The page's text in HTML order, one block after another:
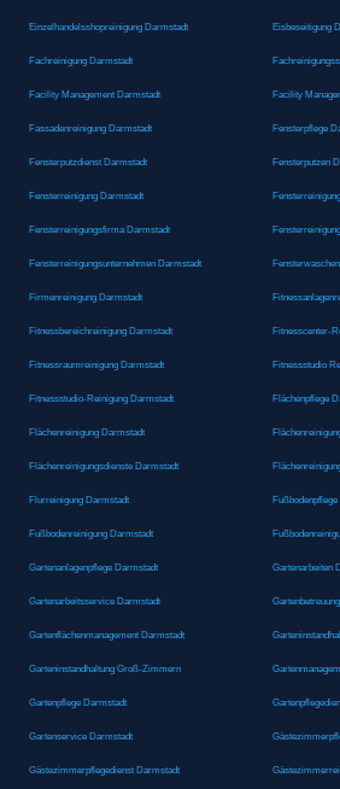
Einzelhandelsshopreinigung Darmstadt Eisbeseitigung
Fachreinigung Darmstadt
Facility Management Darmstadt Facility
Fassadenreinigung Darmstadt Fensterpflege
Fensterputzdienst Darmstadt Fensterputzen
Fensterreinigung Darmstadt
Fensterreinigungsfirma Darmstadt
Fensterreinigungsunternehmen Darmstadt
Firmenreinigung Darmstadt
Fitnessbereichreinigung Darmstadt Fitnesscenter-
Fitnessraumreinigung Darmstadt Fitnessstudio
Fitnessstudio-Reinigung Darmstadt Flächenpflege
Flächenreinigung Darmstadt
Flächenreinigungsdienste Darmstadt
Flurreinigung Darmstadt
Fußbodenreinigung Darmstadt
Gartenanlagenpflege Darmstadt Gartenarbeiten
Gartenarbeitsservice Darmstadt
Gartenflächenmanagement Darmstadt
Garteninstandhaltung Groß-Zimmern
Gartenpflege Darmstadt
Gartenservice Darmstadt
Gästezimmerpflegedienst Darmstadt